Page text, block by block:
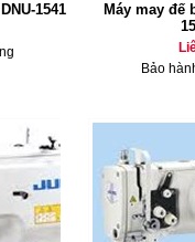
1541
Máy may đế
Bảo